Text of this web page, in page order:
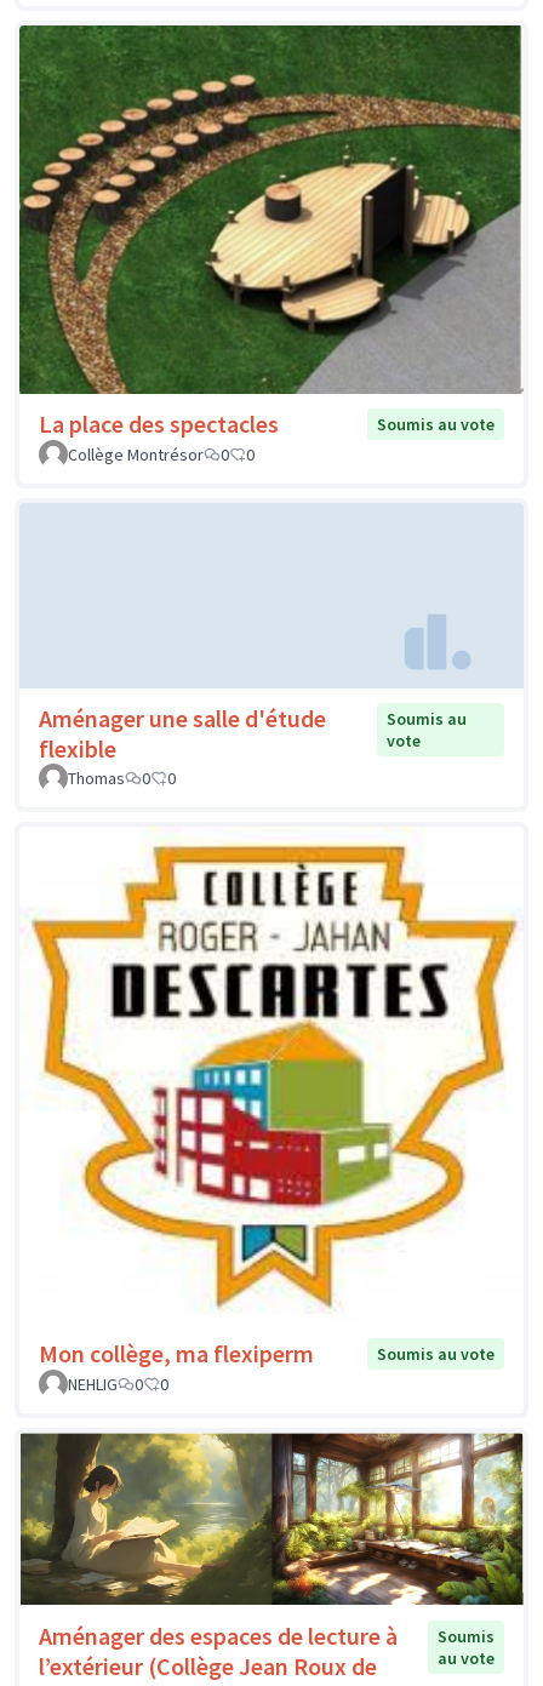
La place des spectacles
Soumis au vote
Collège Montrésor
0 0
Aménager une salle d'étude
flexible
Soumis au
vote
Thomas
0 0
Mon collège, ma flexiperm
Soumis au vote
NEHLIG
0 0
Aménager des espaces de lecture à
l’extérieur (Collège Jean Roux de
Soumis
au vote